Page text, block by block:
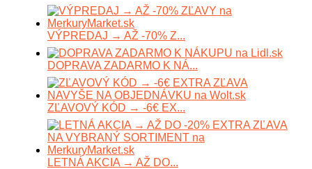
VÝPREDAJ → AŽ -70% Z...
DOPRAVA ZADARMO K NÁ...
ZĽAVOVÝ KÓD → -6€ EX...
LETNÁ AKCIA → AŽ DO...